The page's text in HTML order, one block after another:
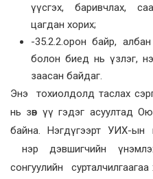
үүсгэх, баривчлах,
цагдан хорих;
-35.2.2.орон байр,
болон биед нь үзлэг,
заасан байдаг.
Энэ тохиолдолд таслах
нь зөв үү гэдэг асуултад
байна. Нэгдүгээрт УИХ-ын
нэр дэвшигчийн
сонгуулийн